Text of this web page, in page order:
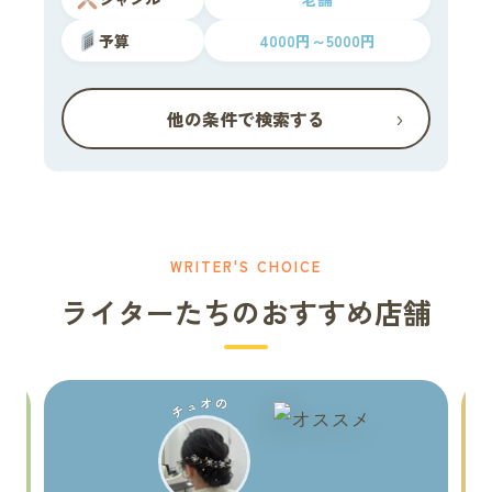
予算
4000円～5000円
他の条件で検索する ›
WRITER'S CHOICE
ライターたちのおすすめ店舗
チュオの